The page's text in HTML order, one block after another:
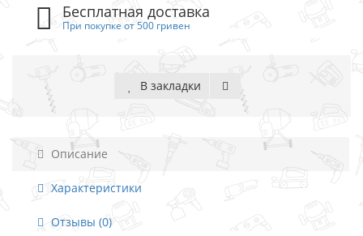
Бесплатная доставка
При покупке от 500 гривен
В закладки
Описание
Характеристики
Отзывы (0)